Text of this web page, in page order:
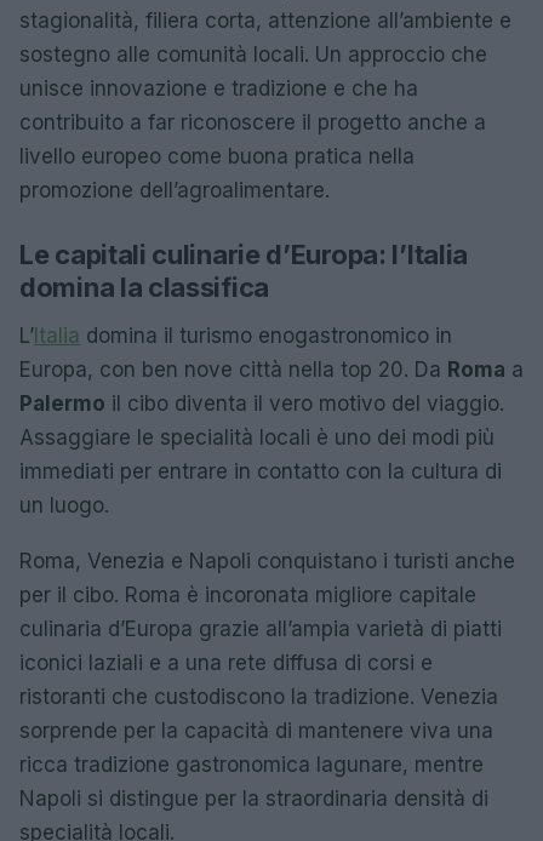
stagionalità, filiera corta, attenzione all’ambiente e
sostegno alle comunità locali. Un approccio che
unisce innovazione e tradizione e che ha
contribuito a far riconoscere il progetto anche a
livello europeo come buona pratica nella
promozione dell’agroalimentare.
Le capitali culinarie d’Europa: l’Italia
domina la classifica
L’ Italia domina il turismo enogastronomico in
Europa, con ben nove città nella top 20. Da Roma a
Palermo il cibo diventa il vero motivo del viaggio.
Assaggiare le specialità locali è uno dei modi più
immediati per entrare in contatto con la cultura di
un luogo.
Roma, Venezia e Napoli conquistano i turisti anche
per il cibo. Roma è incoronata migliore capitale
culinaria d’Europa grazie all’ampia varietà di piatti
iconici laziali e a una rete diffusa di corsi e
ristoranti che custodiscono la tradizione. Venezia
sorprende per la capacità di mantenere viva una
ricca tradizione gastronomica lagunare, mentre
Napoli si distingue per la straordinaria densità di
specialità locali.